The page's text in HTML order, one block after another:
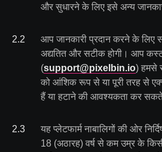
और सुधारने के लिए इसे अन्य
2.2
आप जानकारी प्रदान करने के लिए
अद्यतित और सटीक होगी। आप
(support@pixelbin.io) हमसे
को आंशिक रूप से या पूरी तरह से
हैं या हटाने की आवश्यकता कर
2.3
यह प्लेटफार्म नाबालिगों की ओर
18 (अठारह) वर्ष से कम उम्र के